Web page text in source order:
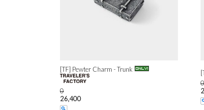
[TF] Pewter Charm - Trunk
0
26,400
0